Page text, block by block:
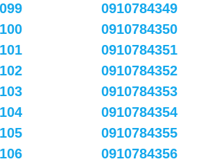
0910784349
0910784350
0910784351
0910784352
0910784353
0910784354
0910784355
0910784356